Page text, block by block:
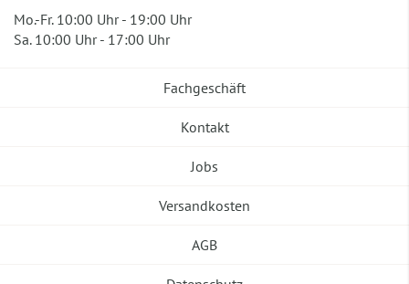
Mo.-Fr. 10:00 Uhr - 19:00 Uhr
Sa. 10:00 Uhr - 17:00 Uhr
Fachgeschäft
Kontakt
Jobs
Versandkosten
AGB